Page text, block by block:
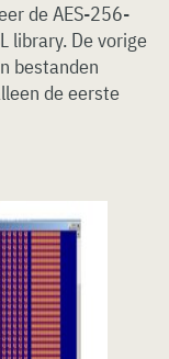
de AES-256-
library. De vorige
bestanden
de eerste